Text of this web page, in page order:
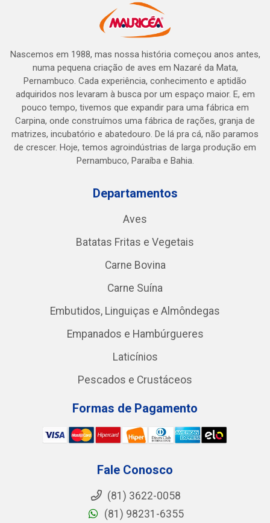
Nascemos em 1988, mas nossa história começou anos antes,
numa pequena criação de aves em Nazaré da Mata,
Pernambuco. Cada experiência, conhecimento e aptidão
adquiridos nos levaram à busca por um espaço maior. E, em
pouco tempo, tivemos que expandir para uma fábrica em
Carpina, onde construímos uma fábrica de rações, granja de
matrizes, incubatório e abatedouro. De lá pra cá, não paramos
de crescer. Hoje, temos agroindústrias de larga produção em
Pernambuco, Paraíba e Bahia.
Departamentos
Aves
Batatas Fritas e Vegetais
Carne Bovina
Carne Suína
Embutidos, Linguiças e Almôndegas
Empanados e Hambúrgueres
Laticínios
Pescados e Crustáceos
Formas de Pagamento
Fale Conosco
(81) 3622-0058
(81) 98231-6355